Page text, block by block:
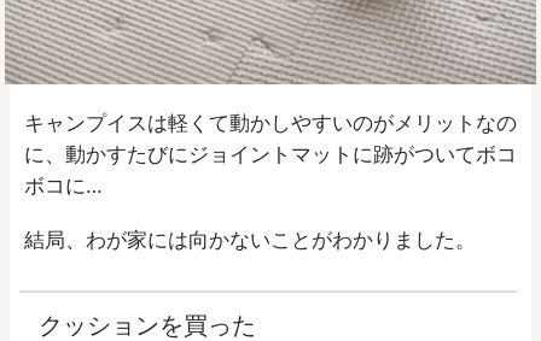
キャンプイスは軽くて動かしやすいのがメリットなの
に、動かすたびにジョイントマットに跡がついてボコ
ボコに…
結局、わが家には向かないことがわかりました。
クッションを買った